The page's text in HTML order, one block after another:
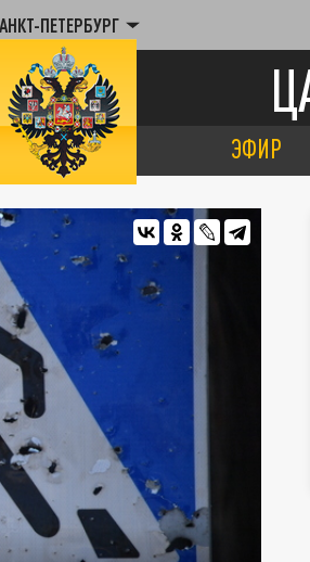
ПЕТЕРБУРГ
ЭФИР